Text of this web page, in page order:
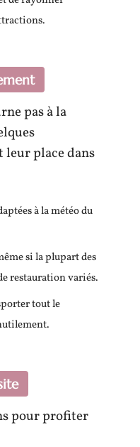
pas à la
place dans
à la météo du
si la plupart des
restauration variés.
tout le
pour profiter